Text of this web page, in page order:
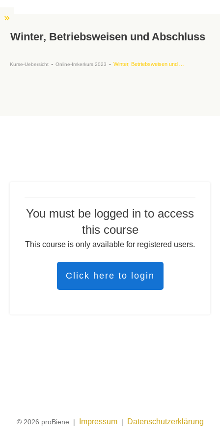
Winter, Betriebsweisen und Abschluss
Kurse-Uebersicht Online-Imkerkurs 2023
You must be logged in to access
this course
This course is only available for registered users.
Click here to login
© 2026 proBiene | Impressum| Datenschutzerklärung